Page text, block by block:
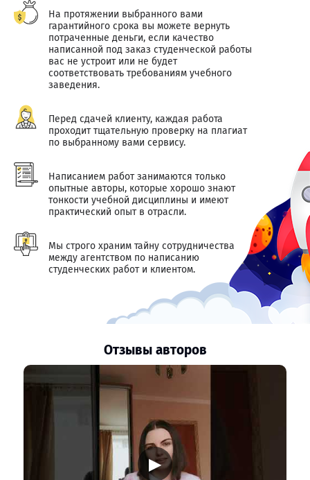
На протяжении выбранного вами
гарантийного срока вы можете вернуть
потраченные деньги, если качество
написанной под заказ студенческой работы
вас не устроит или не будет
соответствовать требованиям учебного
заведения.
Перед сдачей клиенту, каждая работа
проходит тщательную проверку на плагиат
по выбранному вами сервису.
Написанием работ занимаются только
опытные авторы, которые хорошо знают
тонкости учебной дисциплины и имеют
практический опыт в отрасли.
Мы строго храним тайну сотрудничества
между агентством по написанию
студенческих работ и клиентом.
Отзывы авторов
▶